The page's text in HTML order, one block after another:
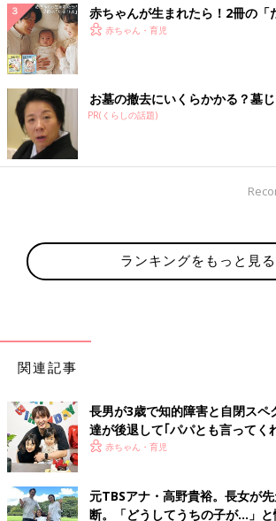
おむつはずれのイヤイヤ CASE４ ｢ずっと行
に嫌がるようになった｣
乗りきり術はコレ！
2週間くらいトイレに誘うのはお休みしてみて
「体調や環境の変化が原因で、トイレに行き
います。その場合は、無理強いせずに、トイ
ージづくりは継続しながら、2週間くらいトイ
[2歳]2歳頃の育児 イヤ
えかた・トイレトレ・入園
走り回るようになり、話せる
おむつはずれのイヤイヤは、子どもの気持ち
めることがポイントのよう。そして、無理強
でできたら、しっかりほめてあげると、子ど
つながります。ぜひ乗りきり術を試してみて
文／茶畑美治子・ひよこクラブ編集部）
参考／「1才
2才のひよこクラブ」2017年夏
ーのおむつはずれ」より
赤ちゃんが生まれたら！2冊の「
赤ちゃん・育児
お墓の撤去にいくらかかる？墓
PR(くらしの話題)
ランキングをもっと見る
関連記事
長男が3歳で知的障害と自閉スペ
達が後退して｢パパとも言ってく
プロバスケ選手･岡田優介
赤ちゃん・育児
元TBSアナ・高野貴裕。長女が
断。「どうしてうちの子が…」と